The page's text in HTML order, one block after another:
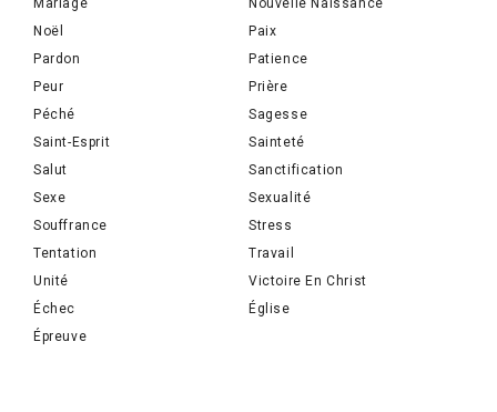
Mariage
Nouvelle Naissance
Noël
Paix
Pardon
Patience
Peur
Prière
Péché
Sagesse
Saint-Esprit
Sainteté
Salut
Sanctification
Sexe
Sexualité
Souffrance
Stress
Tentation
Travail
Unité
Victoire En Christ
Échec
Église
Épreuve